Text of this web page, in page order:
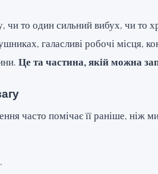
чи то один сильний вибух, чи то
галасливі робочі місця,
Це та частина, якій можна
часто помічає її раніше, ніж